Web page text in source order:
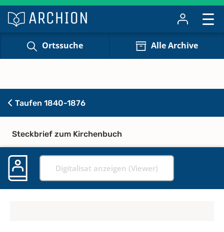
Ortssuche Alle Archive
Taufen 1840-1876
Steckbrief zum Kirchenbuch
Digitalisat anzeigen (Viewer)